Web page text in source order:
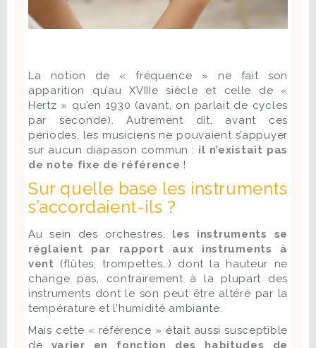
La notion de « fréquence » ne fait son
apparition qu’au XVIIIe siècle et celle de «
Hertz » qu’en 1930 (avant, on parlait de cycles
par seconde). Autrement dit, avant ces
périodes, les musiciens ne pouvaient s’appuyer
sur aucun diapason commun : il n’existait pas
de note fixe de référence !
Sur quelle base les instruments
s’accordaient-ils ?
Au sein des orchestres, les instruments se
réglaient par rapport aux instruments à
vent (flûtes, trompettes…) dont la hauteur ne
change pas, contrairement à la plupart des
instruments dont le son peut être altéré par la
température et l’humidité ambiante.
Mais cette « référence » était aussi susceptible
de varier en fonction des habitudes de